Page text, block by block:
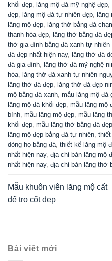
khối đẹp, lăng mộ đá mỹ nghệ đẹp,
đẹp, lăng mộ đá tự nhiên đẹp, lăng
lăng mộ đẹp, lăng thờ bằng đá
thanh hóa đẹp, lăng thờ bằng đá
thờ gia đình bằng đá xanh tự nhiên
đá đẹp nhất hiện nay, lăng thờ đá
đá gia đình, lăng thờ đá mỹ nghệ
hóa, lăng thờ đá xanh tự nhiên
lăng thờ đá đẹp, lăng thờ đá đẹp
mộ bằng đá xanh, mẫu lăng mộ đá
lăng mộ đá khối đẹp, mẫu lăng mộ
bình, mẫu lăng mộ đẹp, mẫu lăng
khối đẹp, mẫu lăng thờ bằng đá đẹp
lăng mộ đẹp bằng đá tự nhiên,
dòng họ bằng đá, thiết kế lăng mộ
nhất hiện nay, địa chỉ bán lăng mộ
nhất hiện nay, địa chỉ bán lăng thờ
Mẫu khuôn viên lăng mộ cất
để tro cốt đẹp
Bài viết mới